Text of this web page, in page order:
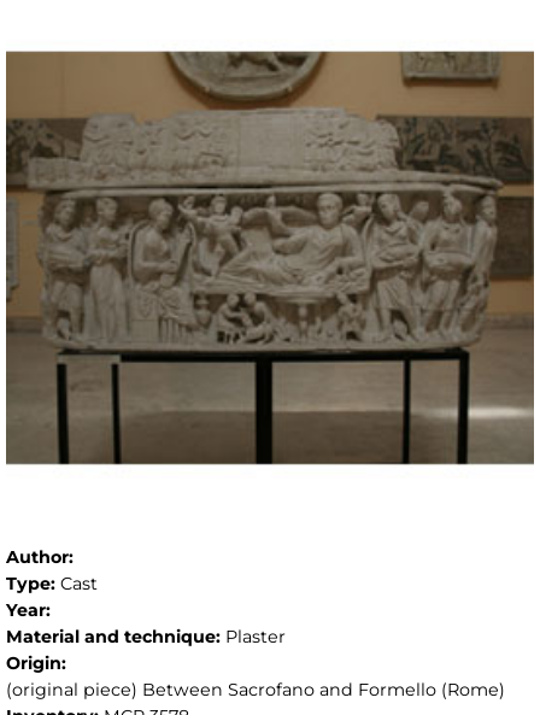
Author:
Type: Cast
Year:
Material and technique: Plaster
Origin:
(original piece) Between Sacrofano and Formello (Rome)